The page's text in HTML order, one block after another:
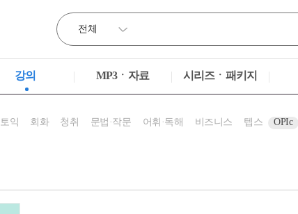
강의 MP3ㆍ자료 시리즈ㆍ패키지
토익 회화 청취 문법·작문 어휘·독해 비즈니스 텝스 OPIc